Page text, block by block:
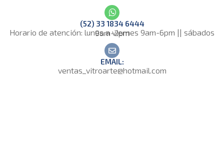
(52) 33 1834 6444
Horario de atención: lunes a viernes 9am-6pm || sábados 9am-2pm
EMAIL:
ventas_vitroarte@hotmail.com